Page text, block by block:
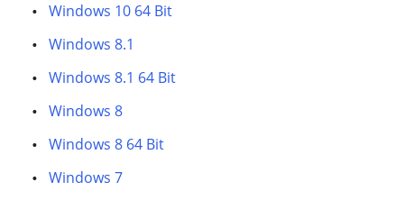
Windows 10 64 Bit
Windows 8.1
Windows 8.1 64 Bit
Windows 8
Windows 8 64 Bit
Windows 7